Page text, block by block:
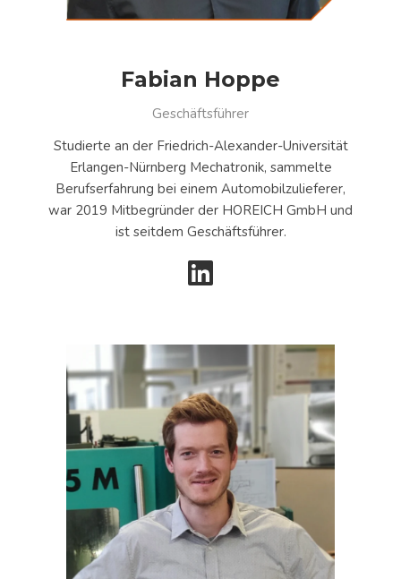
Fabian Hoppe
Geschäftsführer
Studierte an der Friedrich-Alexander-Universität
Erlangen-Nürnberg Mechatronik, sammelte
Berufserfahrung bei einem Automobilzulieferer,
war 2019 Mitbegründer der HOREICH GmbH und
ist seitdem Geschäftsführer.